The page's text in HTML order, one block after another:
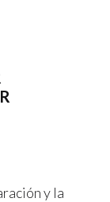
y la